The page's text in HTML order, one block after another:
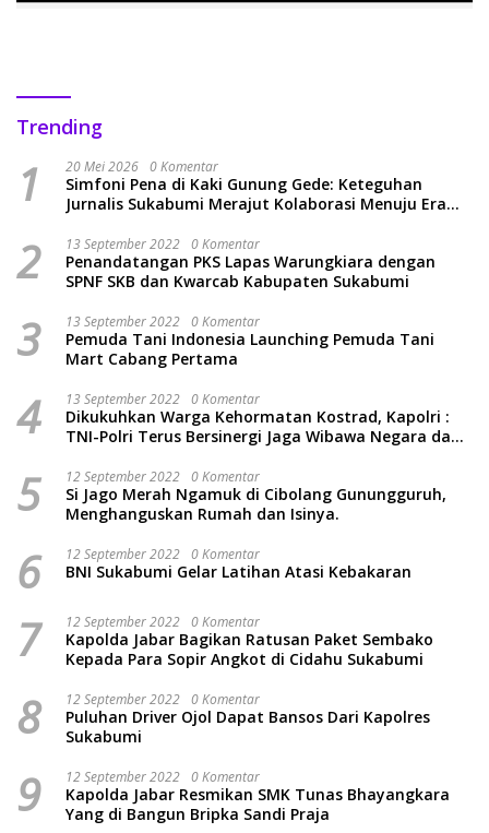
Trending
1 20 Mei 2026 0 Komentar
Simfoni Pena di Kaki Gunung Gede: Keteguhan
Jurnalis Sukabumi Merajut Kolaborasi Menuju Era
2 13 September 2022 0 Komentar
Penandatangan PKS Lapas Warungkiara dengan
SPNF SKB dan Kwarcab Kabupaten Sukabumi
3 13 September 2022 0 Komentar
Pemuda Tani Indonesia Launching Pemuda Tani
Mart Cabang Pertama
4 13 September 2022 0 Komentar
Dikukuhkan Warga Kehormatan Kostrad, Kapolri :
TNI-Polri Terus Bersinergi Jaga Wibawa Negara dan
5 12 September 2022 0 Komentar
Si Jago Merah Ngamuk di Cibolang Gunungguruh,
Menghanguskan Rumah dan Isinya.
6 12 September 2022 0 Komentar
BNI Sukabumi Gelar Latihan Atasi Kebakaran
7 12 September 2022 0 Komentar
Kapolda Jabar Bagikan Ratusan Paket Sembako
Kepada Para Sopir Angkot di Cidahu Sukabumi
8 12 September 2022 0 Komentar
Puluhan Driver Ojol Dapat Bansos Dari Kapolres
Sukabumi
9 12 September 2022 0 Komentar
Kapolda Jabar Resmikan SMK Tunas Bhayangkara
Yang di Bangun Bripka Sandi Praja